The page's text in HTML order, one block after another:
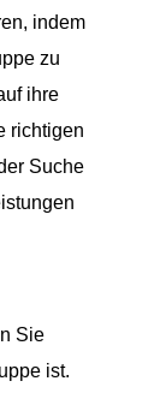
indem
zu
ihre
richtigen
Suche
Sie
ist.